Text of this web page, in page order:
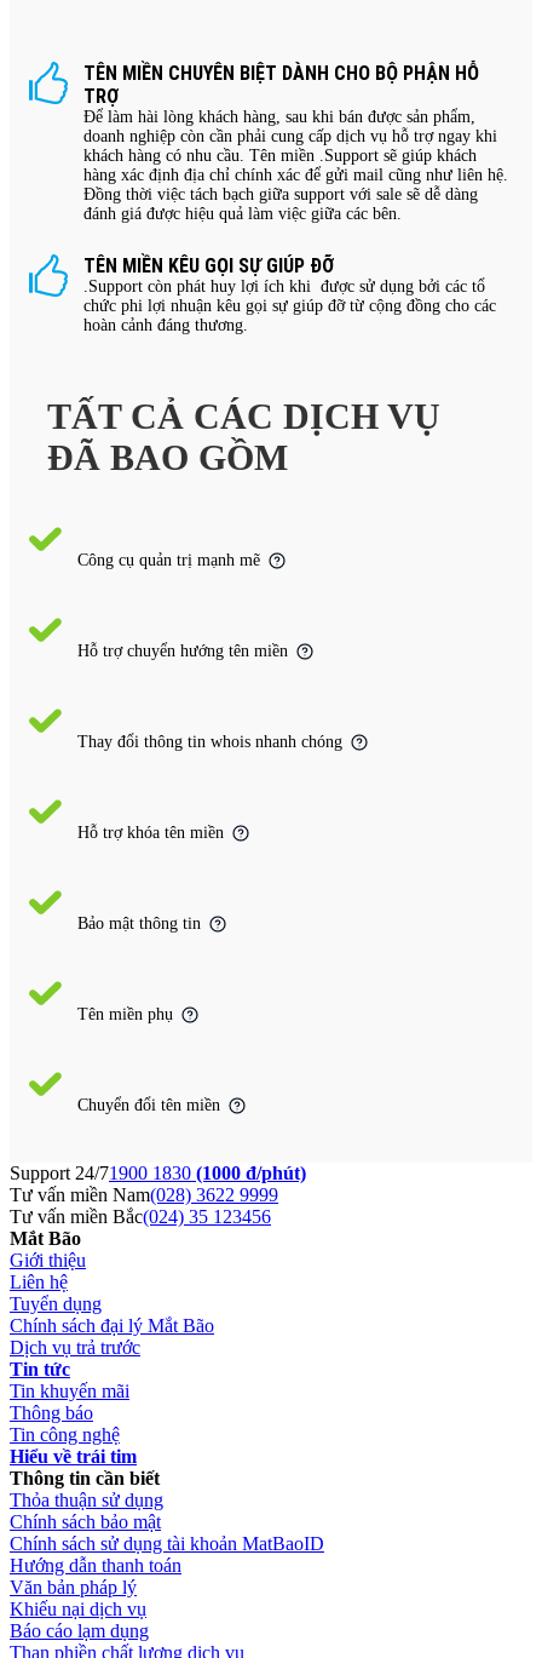
TÊN MIỀN CHUYÊN BIỆT DÀNH CHO BỘ PHẬN HỖ
TRỢ
Để làm hài lòng khách hàng, sau khi bán được sản phẩm,
doanh nghiệp còn cần phải cung cấp dịch vụ hỗ trợ ngay khi
khách hàng có nhu cầu. Tên miền .Support sẽ giúp khách
hàng xác định địa chỉ chính xác để gửi mail cũng như liên hệ.
Đồng thời việc tách bạch giữa support với sale sẽ dễ dàng
đánh giá được hiệu quả làm việc giữa các bên.
TÊN MIỀN KÊU GỌI SỰ GIÚP ĐỠ
.Support còn phát huy lợi ích khi được sử dụng bởi các tổ
chức phi lợi nhuận kêu gọi sự giúp đỡ từ cộng đồng cho các
hoàn cảnh đáng thương.
TẤT CẢ CÁC DỊCH VỤ
ĐÃ BAO GỒM
Công cụ quản trị mạnh mẽ
Hỗ trợ chuyển hướng tên miền
Thay đổi thông tin whois nhanh chóng
Hỗ trợ khóa tên miền
Bảo mật thông tin
Tên miền phụ
Chuyển đổi tên miền
Support 24/71900 1830 (1000 đ/phút)
Tư vấn miền Nam(028) 3622 9999
Tư vấn miền Bắc(024) 35 123456
Mắt Bão
Giới thiệu
Liên hệ
Tuyển dụng
Chính sách đại lý Mắt Bão
Dịch vụ trả trước
Tin tức
Tin khuyến mãi
Thông báo
Tin công nghệ
Hiểu về trái tim
Thông tin cần biết
Thỏa thuận sử dụng
Chính sách bảo mật
Chính sách sử dụng tài khoản MatBaoID
Hướng dẫn thanh toán
Văn bản pháp lý
Khiếu nại dịch vụ
Báo cáo lạm dụng
Than phiền chất lượng dịch vụ